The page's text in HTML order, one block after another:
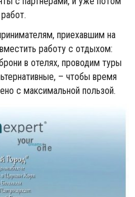
приехавшим на
работу с отдыхом:
в отелях, проводим туры
– чтобы время
с максимальной пользой.